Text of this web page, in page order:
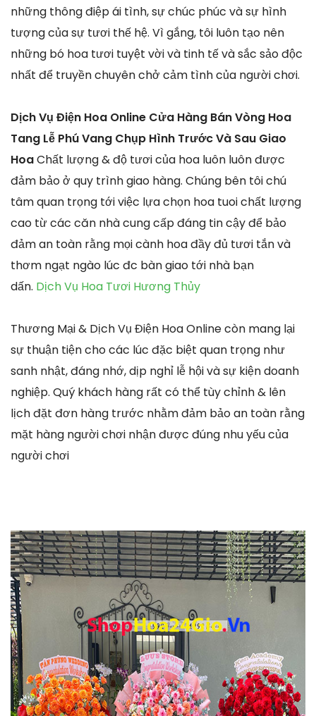
những thông điệp ái tình, sự chúc phúc và sự hình
tượng của sự tươi thế hệ. Vì gắng, tôi luôn tạo nên
những bó hoa tươi tuyệt vời và tinh tế và sắc sảo độc
nhất để truyền chuyên chở cảm tình của người chơi.
Dịch Vụ Điện Hoa Online Cửa Hàng Bán Vòng Hoa
Tang Lễ Phú Vang Chụp Hình Trước Và Sau Giao
HoaChất lượng & độ tươi của hoa luôn luôn được
đảm bảo ở quy trình giao hàng. Chúng bên tôi chú
tâm quan trọng tới việc lựa chọn hoa tuoi chất lượng
cao từ các căn nhà cung cấp đáng tin cậy để bảo
đảm an toàn rằng mọi cành hoa đầy đủ tươi tắn và
thơm ngạt ngào lúc đc bàn giao tới nhà bạn
dấn. Dịch Vụ Hoa Tươi Hương Thủy
Thương Mại & Dịch Vụ Điện Hoa Online còn mang lại
sự thuận tiện cho các lúc đặc biệt quan trọng như
sanh nhật, đáng nhớ, dịp nghỉ lễ hội và sự kiện doanh
nghiệp. Quý khách hàng rất có thể tùy chỉnh & lên
lịch đặt đơn hàng trước nhằm đảm bảo an toàn rằng
mặt hàng người chơi nhận được đúng nhu yếu của
người chơi